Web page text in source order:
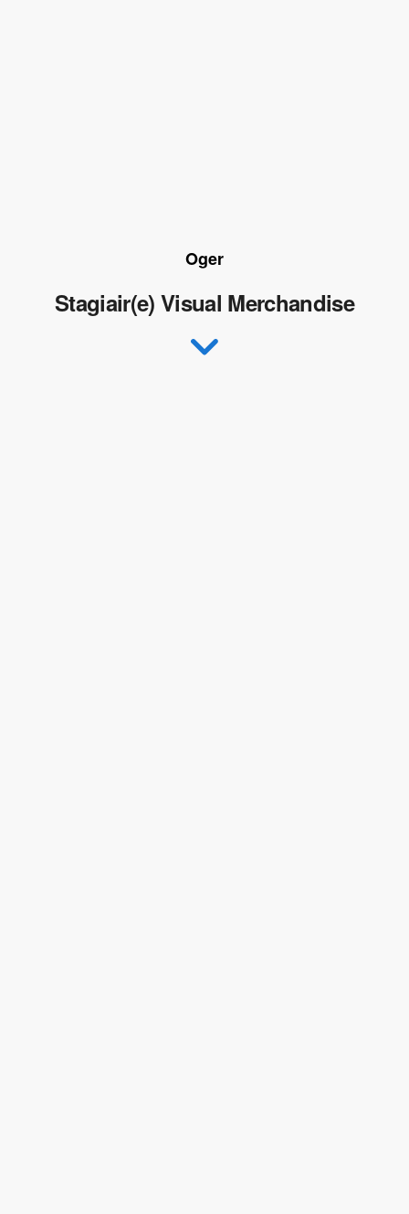
Oger
Stagiair(e) Visual Merchandise